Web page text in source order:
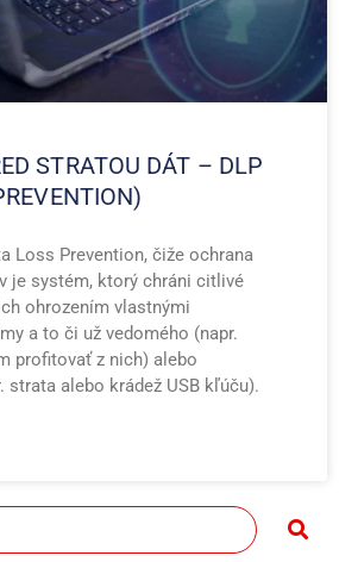
STRATOU DÁT – DLP
Loss Prevention, čiže ochrana
je systém, ktorý chráni citlivé
ohrozením vlastnými
a to či už vedomého (napr.
profitovať z nich) alebo
strata alebo krádež USB kľúču).